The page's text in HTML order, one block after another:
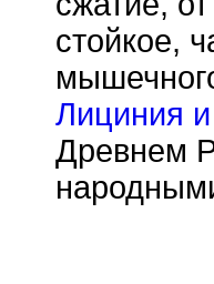
стойкое,
Лициния
Древнем